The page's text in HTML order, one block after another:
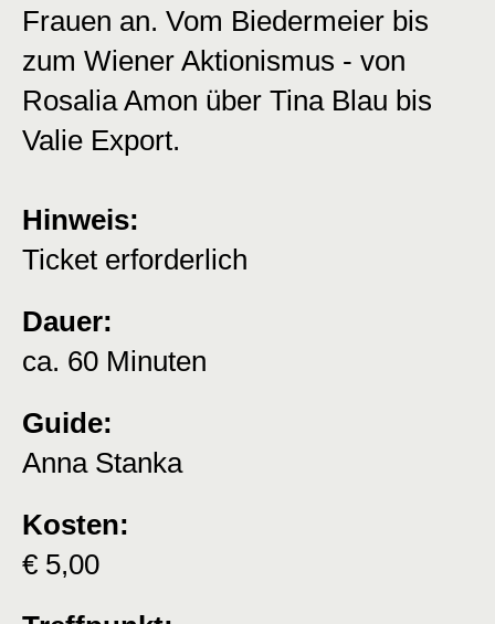
Frauen an. Vom Biedermeier bis
zum Wiener Aktionismus - von
Rosalia Amon über Tina Blau bis
Valie Export.
Hinweis:
Ticket erforderlich
Dauer:
ca. 60 Minuten
Guide:
Anna Stanka
Kosten:
€ 5,00